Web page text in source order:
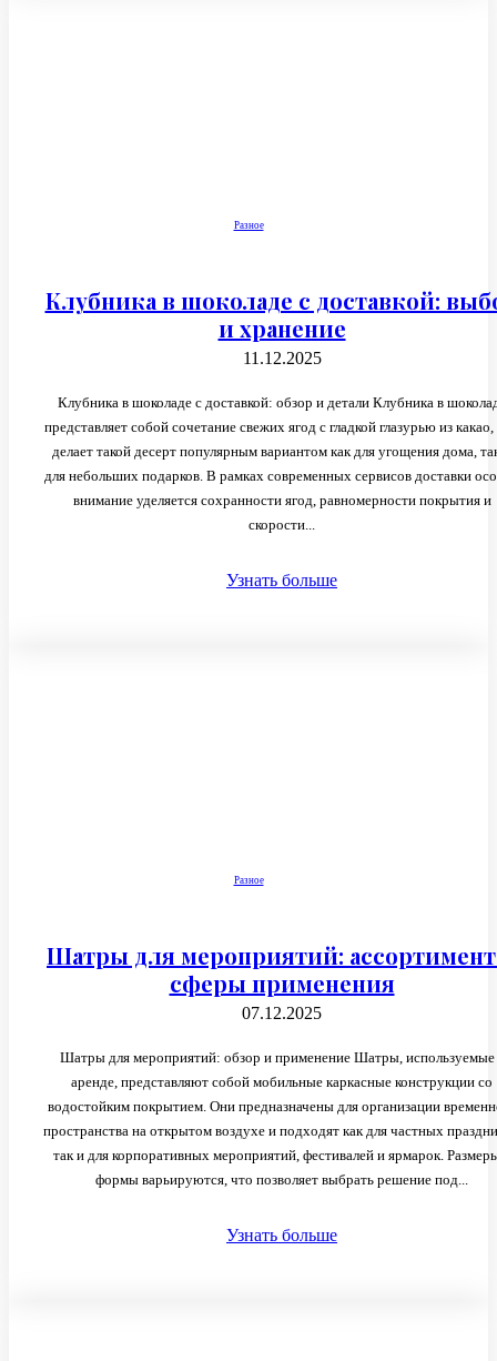
Разное
Клубника в шоколаде с доставкой:
и хранение
11.12.2025
Клубника в шоколаде с доставкой: обзор и детали Клубника в
представляет собой сочетание свежих ягод с гладкой глазурью из
делает такой десерт популярным вариантом как для угощения дома,
для небольших подарков. В рамках современных сервисов доставки
внимание уделяется сохранности ягод, равномерности покрытия и
скорости...
Узнать больше
Разное
Шатры для мероприятий:
сферы применения
07.12.2025
Шатры для мероприятий: обзор и применение Шатры, используемые
аренде, представляют собой мобильные каркасные конструкции со
водостойким покрытием. Они предназначены для организации
пространства на открытом воздухе и подходят как для частных
так и для корпоративных мероприятий, фестивалей и ярмарок.
формы варьируются, что позволяет выбрать решение под...
Узнать больше